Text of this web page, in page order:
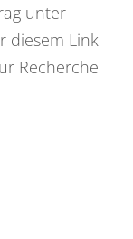
unter
diesem Link
Recherche